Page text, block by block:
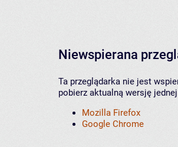
Niewspierana
Ta przeglądarka nie jest
pobierz aktualną wersję
Mozilla Firefox
Google Chrome